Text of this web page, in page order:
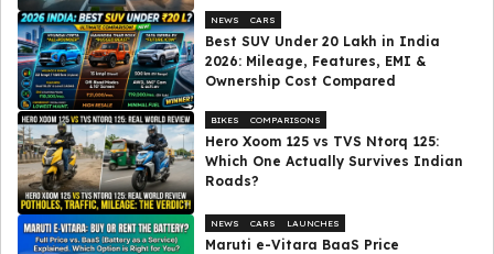
NEWS CARS
Best SUV Under ₹20 Lakh in India
2026: Mileage, Features, EMI &
Ownership Cost Compared
BIKES COMPARISONS
Hero Xoom 125 vs TVS Ntorq 125:
Which One Actually Survives Indian
Roads?
NEWS CARS LAUNCHES
Maruti e-Vitara BaaS Price